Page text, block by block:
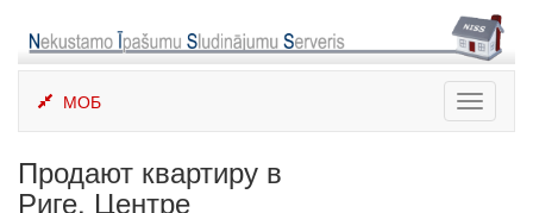
content
Toggle
МОБ
Продают квартиру в
Риге, Центре